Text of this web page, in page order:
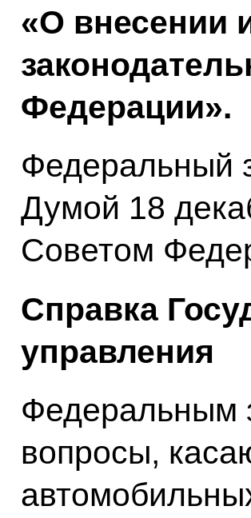
«О внесении
Федерации».
Федеральный
Думой 18
Советом
Справка
управления
Федеральным
вопросы,